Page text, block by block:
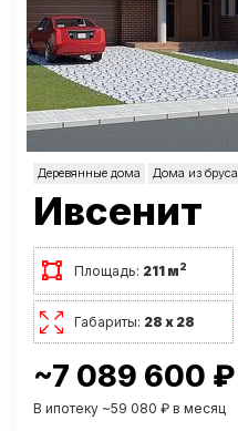
Деревянные дома Дома из бруса
Ивсенит
Площадь: 211 м2
Габариты: 28 х 28
~7 089 600 ₽
В ипотеку ~59 080 ₽ в месяц